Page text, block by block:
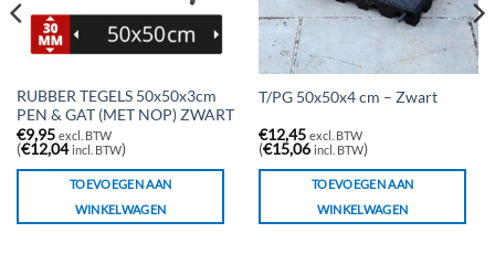
RUBBER TEGELS 50x50x3cm
PEN & GAT (MET NOP) ZWART
€9,95 excl. BTW
(€12,04 incl. BTW)
TOEVOEGEN AAN
WINKELWAGEN
T/PG 50x50x4 cm – Zwart
€12,45 excl. BTW
(€15,06 incl. BTW)
TOEVOEGEN AAN
WINKELWAGEN